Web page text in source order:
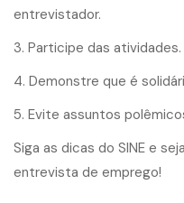
entrevistador.
3. Participe das atividades.
4. Demonstre que é
5. Evite assuntos
Siga as dicas do SINE e
entrevista de emprego!